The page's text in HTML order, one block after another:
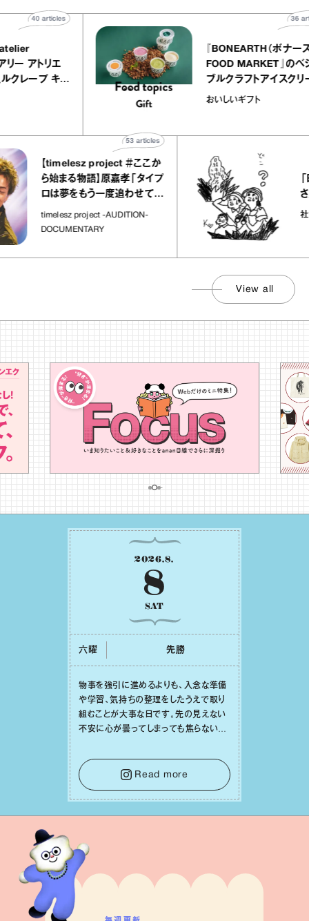
atelier
（イクアリー アトリエ
）』のミルクレープ キャ
40
『BONEARTH
FOOD
ブルクラフト
｜真野知子の
おいしいギフト
【timelesz project ＃ここか
ら始まる物語】原嘉孝「タイプ
ロは夢をもう一度追わせてく
れた場所」
timelesz project -AUDITION-
DOCUMENTARY
「日経平
さんが解説
社会のじか
View all
2026.8.
8
SAT
六曜 先勝
物事を強引に進めるよりも、⼊念な準備
や学習、気持ちの整理をしたうえで取り
組むことが⼤事な⽇です。先の⾒えない
不安に⼼が曇ってしまっても焦らない
⾝や疲れていそうな⼈をいたわることに
時間を使いましょう。ここでしっかりとエ
ネルギーを蓄え、困難を乗り越える⼒に
変えましょう。
Read more